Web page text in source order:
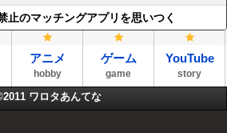
止のマッチングアプリを思いつく
アニメ
hobby
ゲーム
game
YouTube
story
ワロタあんてな